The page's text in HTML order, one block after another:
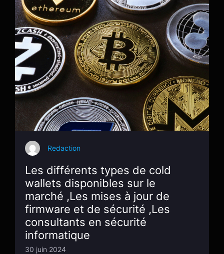
Redaction
Les différents types de cold
wallets disponibles sur le
marché ,Les mises à jour de
firmware et de sécurité ,Les
consultants en sécurité
informatique
30 juin 2024